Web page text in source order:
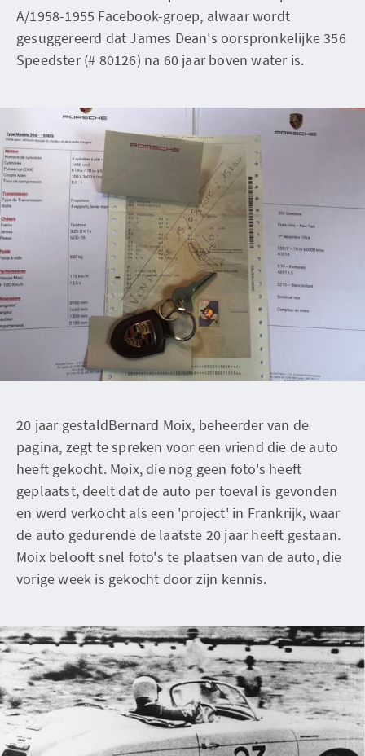
A/1958-1955 Facebook-groep, alwaar wordt
gesuggereerd dat James Dean's oorspronkelijke 356
Speedster (# 80126) na 60 jaar boven water is.
20 jaar gestaldBernard Moix, beheerder van de
pagina, zegt te spreken voor een vriend die de auto
heeft gekocht. Moix, die nog geen foto's heeft
geplaatst, deelt dat de auto per toeval is gevonden
en werd verkocht als een 'project' in Frankrijk, waar
de auto gedurende de laatste 20 jaar heeft gestaan.
Moix belooft snel foto's te plaatsen van de auto, die
vorige week is gekocht door zijn kennis.